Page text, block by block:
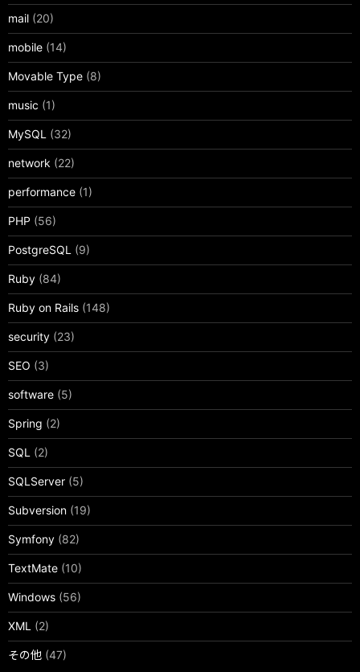
mail (20)
mobile (14)
Movable Type (8)
music (1)
MySQL (32)
network (22)
performance (1)
PHP (56)
PostgreSQL (9)
Ruby (84)
Ruby on Rails (148)
security (23)
SEO (3)
software (5)
Spring (2)
SQL (2)
SQLServer (5)
Subversion (19)
Symfony (82)
TextMate (10)
Windows (56)
XML (2)
その他 (47)